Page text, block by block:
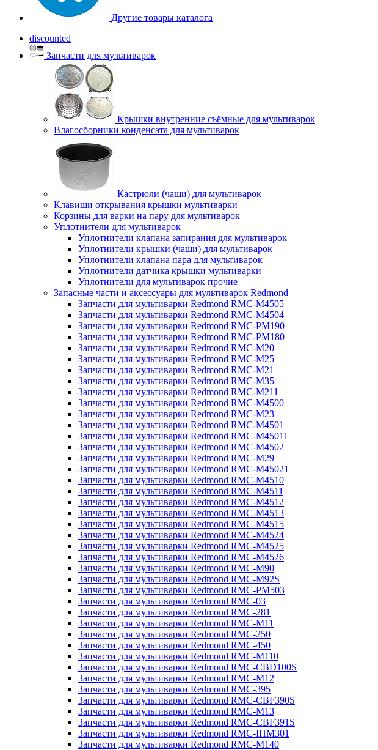
Другие товары каталога
discounted
Запчасти для мультиварок
Крышки внутренние съёмные для мультиварок
Влагосборники конденсата для мультиварок
Кастрюли (чаши) для мультиварок
Клавиши открывания крышки мультиварки
Корзины для варки на пару для мультиварок
Уплотнители для мультиварок
Уплотнители клапана запирания для мультиварок
Уплотнители крышки (чаши) для мультиварок
Уплотнители клапана пара для мультиварок
Уплотнители датчика крышки мультиварки
Уплотнители для мультиварок прочие
Запасные части и аксессуары для мультиварок Redmond
Запчасти для мультиварки Redmond RMC-M4505
Запчасти для мультиварки Redmond RMC-M4504
Запчасти для мультиварки Redmond RMC-PM190
Запчасти для мультиварки Redmond RMC-PM180
Запчасти для мультиварки Redmond RMC-M20
Запчасти для мультиварки Redmond RMC-M25
Запчасти для мультиварки Redmond RMC-M21
Запчасти для мультиварки Redmond RMC-M35
Запчасти для мультиварки Redmond RMC-M211
Запчасти для мультиварки Redmond RMC-M4500
Запчасти для мультиварки Redmond RMC-M23
Запчасти для мультиварки Redmond RMC-M4501
Запчасти для мультиварки Redmond RMC-M45011
Запчасти для мультиварки Redmond RMC-M4502
Запчасти для мультиварки Redmond RMC-M29
Запчасти для мультиварки Redmond RMC-M45021
Запчасти для мультиварки Redmond RMC-M4510
Запчасти для мультиварки Redmond RMC-M4511
Запчасти для мультиварки Redmond RMC-M4512
Запчасти для мультиварки Redmond RMC-M4513
Запчасти для мультиварки Redmond RMC-M4515
Запчасти для мультиварки Redmond RMC-M4524
Запчасти для мультиварки Redmond RMC-M4525
Запчасти для мультиварки Redmond RMC-M4526
Запчасти для мультиварки Redmond RMC-M90
Запчасти для мультиварки Redmond RMC-M92S
Запчасти для мультиварки Redmond RMC-PM503
Запчасти для мультиварки Redmond RMC-03
Запчасти для мультиварки Redmond RMC-281
Запчасти для мультиварки Redmond RMC-M11
Запчасти для мультиварки Redmond RMC-250
Запчасти для мультиварки Redmond RMC-450
Запчасти для мультиварки Redmond RMC-M110
Запчасти для мультиварки Redmond RMC-CBD100S
Запчасти для мультиварки Redmond RMC-M12
Запчасти для мультиварки Redmond RMC-395
Запчасти для мультиварки Redmond RMC-CBF390S
Запчасти для мультиварки Redmond RMC-M13
Запчасти для мультиварки Redmond RMC-CBF391S
Запчасти для мультиварки Redmond RMC-IHM301
Запчасти для мультиварки Redmond RMC-M140